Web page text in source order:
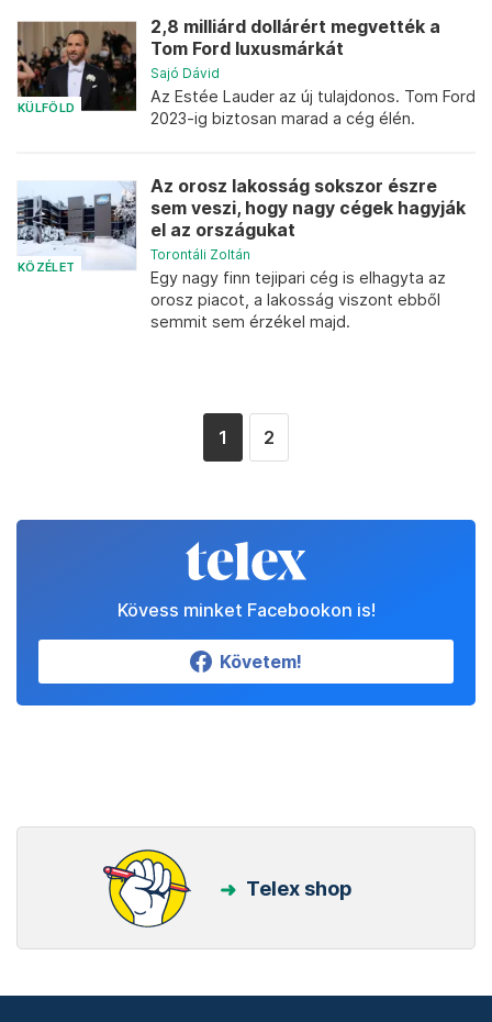
KÜLFÖLD
2,8 milliárd dollárért megvették a
Tom Ford luxusmárkát
Sajó Dávid
Az Estée Lauder az új tulajdonos. Tom Ford
2023-ig biztosan marad a cég élén.
KÖZÉLET
Az orosz lakosság sokszor észre
sem veszi, hogy nagy cégek hagyják
el az országukat
Torontáli Zoltán
Egy nagy finn tejipari cég is elhagyta az
orosz piacot, a lakosság viszont ebből
semmit sem érzékel majd.
1 2
Kövess minket Facebookon is!
Követem!
Telex shop